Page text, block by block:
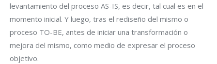
levantamiento del proceso AS-IS, es decir, tal cual es en el
momento inicial. Y luego, tras el rediseño del mismo o
proceso TO-BE, antes de iniciar una transformación o
mejora del mismo, como medio de expresar el proceso
objetivo.